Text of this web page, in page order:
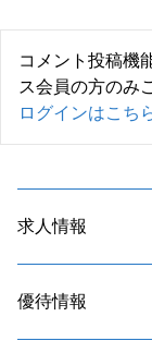
コメント投稿機
ス会員の方のみ
ログインはこち
求人情報
優待情報